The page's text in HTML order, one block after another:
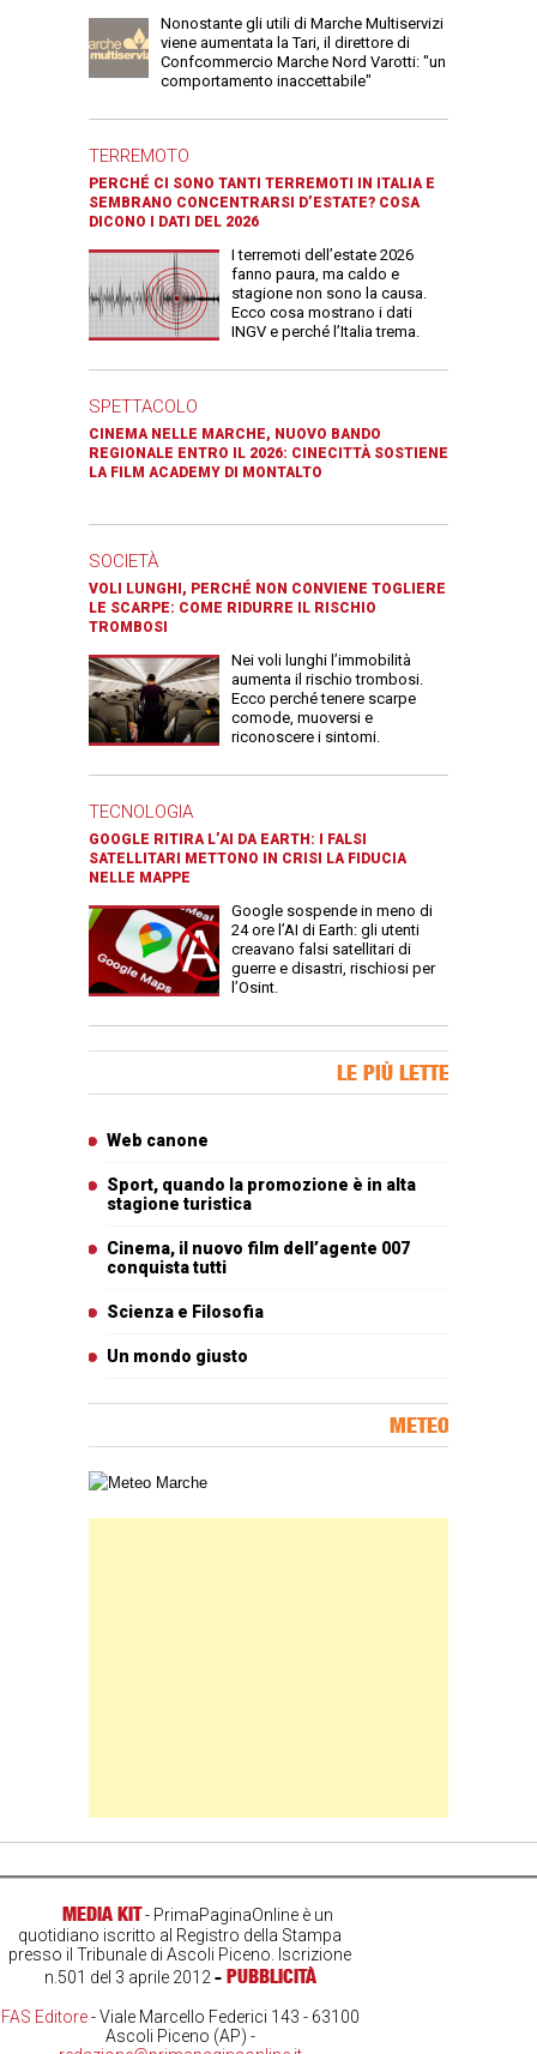
Nonostante gli utili di Marche Multiservizi
viene aumentata la Tari, il direttore di
Confcommercio Marche Nord Varotti: "un
comportamento inaccettabile"
TERREMOTO
PERCHÉ CI SONO TANTI TERREMOTI IN ITALIA E
SEMBRANO CONCENTRARSI D’ESTATE? COSA
DICONO I DATI DEL 2026
I terremoti dell’estate 2026
fanno paura, ma caldo e
stagione non sono la causa.
Ecco cosa mostrano i dati
INGV e perché l’Italia trema.
SPETTACOLO
CINEMA NELLE MARCHE, NUOVO BANDO
REGIONALE ENTRO IL 2026: CINECITTÀ SOSTIENE
LA FILM ACADEMY DI MONTALTO
SOCIETÀ
VOLI LUNGHI, PERCHÉ NON CONVIENE TOGLIERE
LE SCARPE: COME RIDURRE IL RISCHIO
TROMBOSI
Nei voli lunghi l’immobilità
aumenta il rischio trombosi.
Ecco perché tenere scarpe
comode, muoversi e
riconoscere i sintomi.
TECNOLOGIA
GOOGLE RITIRA L’AI DA EARTH: I FALSI
SATELLITARI METTONO IN CRISI LA FIDUCIA
NELLE MAPPE
Google sospende in meno di
24 ore l’AI di Earth: gli utenti
creavano falsi satellitari di
guerre e disastri, rischiosi per
l’Osint.
LE PIÙ LETTE
Web canone
Sport, quando la promozione è in alta
stagione turistica
Cinema, il nuovo film dell’agente 007
conquista tutti
Scienza e Filosofia
Un mondo giusto
METEO
Carta meteorologica delle Marche
MEDIA KIT- PrimaPaginaOnline è un
quotidiano iscritto al Registro della Stampa
presso il Tribunale di Ascoli Piceno. Iscrizione
n.501 del 3 aprile 2012 - PUBBLICITÀ
FAS Editore- Viale Marcello Federici 143 - 63100
Ascoli Piceno (AP) -